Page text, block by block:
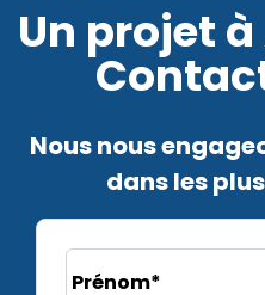
Un projet à
Nous nous
dans les
Prénom*